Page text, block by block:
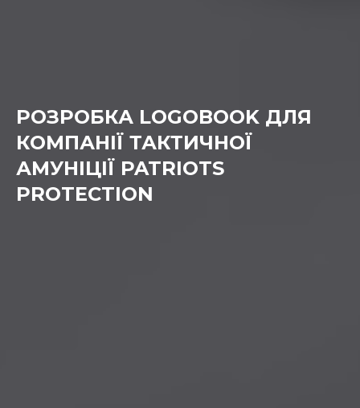
РОЗРОБКА LOGOBOOK ДЛЯ
КОМПАНІЇ ТАКТИЧНОЇ
АМУНІЦІЇ PATRIOTS
PROTECTION